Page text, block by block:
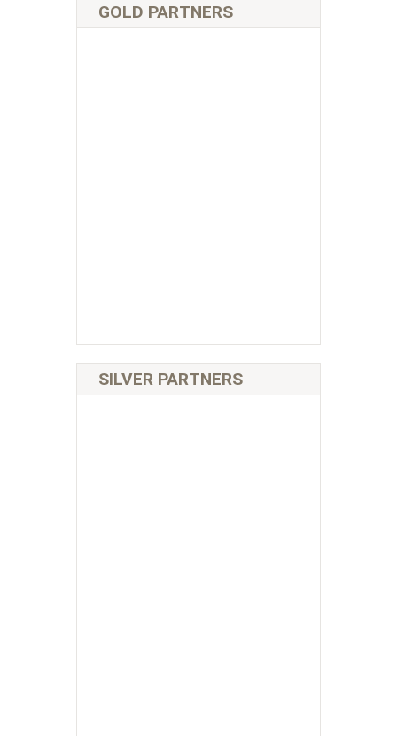
GOLD PARTNERS
SILVER PARTNERS